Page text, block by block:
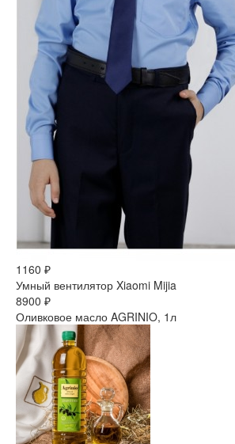
1160 ₽
Умный вентилятор Xiaomi Mijia
8900 ₽
Оливковое масло AGRINIO, 1л